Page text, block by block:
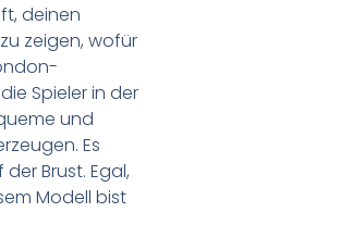
deinen
zeigen, wofür
Spieler in der
und
Es
Brust. Egal,
Modell bist